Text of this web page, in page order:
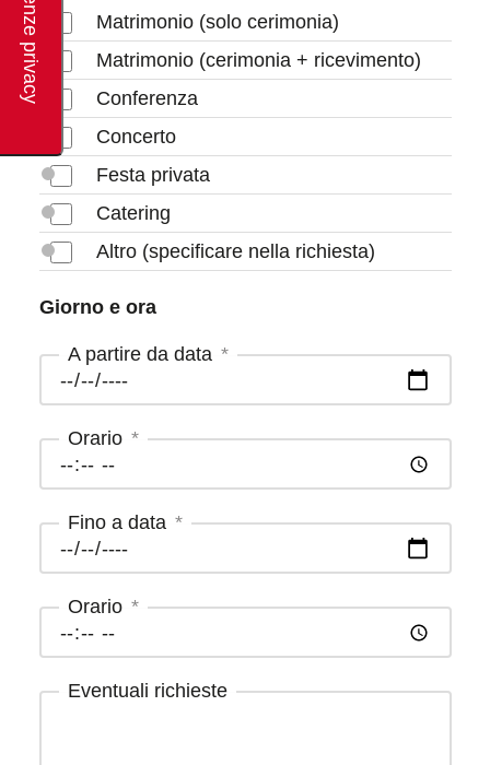
Matrimonio (solo cerimonia)
Matrimonio (cerimonia + ricevimento)
Conferenza
Concerto
Festa privata
Catering
Altro (specificare nella richiesta)
Giorno e ora
A partire da data
Orario
Fino a data
Orario
Eventuali richieste